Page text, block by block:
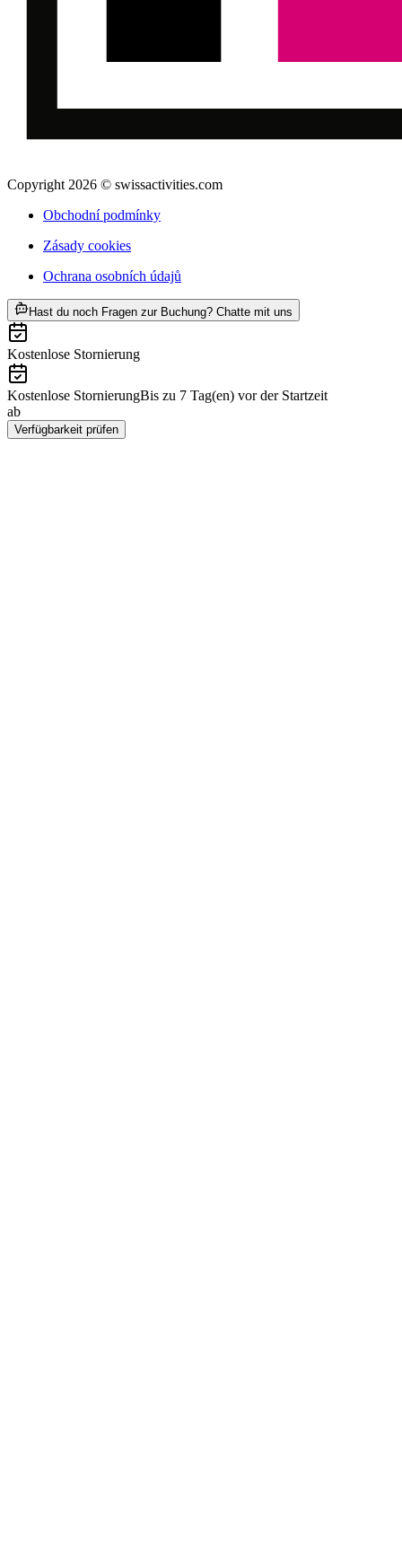
Copyright 2026 © swissactivities.com
Obchodní podmínky
Zásady cookies
Ochrana osobních údajů
Hast du noch Fragen zur Buchung? Chatte mit uns
Kostenlose Stornierung
Kostenlose StornierungBis zu 7 Tag(en) vor der Startzeit
ab
Verfügbarkeit prüfen